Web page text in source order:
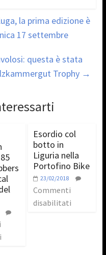
la prima edizione è
17 settembre
questa è stata
Trophy →
Esordio col
botto in
Liguria nella
Portofino Bike
23/02/2018
Commenti
disabilitati